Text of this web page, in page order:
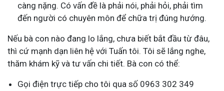
càng nặng. Có vấn đề là phải nói, phải hỏi, phải tìm
đến người có chuyên môn để chữa trị đúng hướng.
Nếu bà con nào đang lo lắng, chưa biết bắt đầu từ đâu,
thì cứ mạnh dạn liên hệ với Tuấn tôi. Tôi sẽ lắng nghe,
thăm khám kỹ và tư vấn chi tiết. Bà con có thể:
Gọi điện trực tiếp cho tôi qua số 0963 302 349